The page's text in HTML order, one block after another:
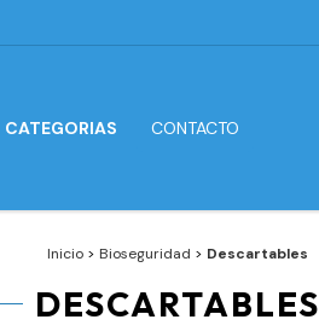
CATEGORIAS CONTACTO
Inicio > Bioseguridad > Descartables
DESCARTABLES